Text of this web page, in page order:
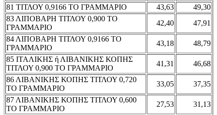
81 ΤΙΤΛΟΥ 0,9166 ΤΟ ΓΡΑΜΜΑΡΙΟ
43,63
49,30
83 ΛΙΠΟΒΑΡΗ ΤΙΤΛΟΥ 0,900 ΤΟ
ΓΡΑΜΜΑΡΙΟ
42,40
47,91
84 ΛΙΠΟΒΑΡΗ ΤΙΤΛΟΥ 0,9166 ΤΟ
ΓΡΑΜΜΑΡΙΟ
43,18
48,79
85 ΙΤΑΛΙΚΗΣ ή ΛΙΒΑΝΙΚΗΣ ΚΟΠΗΣ
ΤΙΤΛΟΥ 0,900 ΤΟ ΓΡΑΜΜΑΡΙΟ
41,31
46,68
86 ΛΙΒΑΝΙΚΗΣ ΚΟΠΗΣ ΤΙΤΛΟΥ 0,720
ΤΟ ΓΡΑΜΜΑΡΙΟ
33,05
37,35
87 ΛΙΒΑΝΙΚΗΣ ΚΟΠΗΣ ΤΙΤΛΟΥ 0,600
ΤΟ ΓΡΑΜΜΑΡΙΟ
27,53
31,13